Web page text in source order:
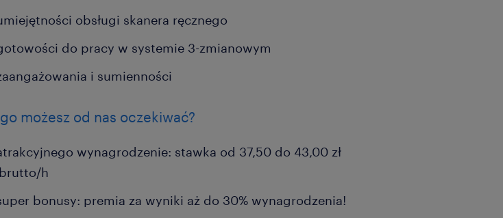
obsługi skanera ręcznego
do pracy w systemie 3-zmianowym
i sumienności
możesz od nas oczekiwać?
wynagrodzenie: stawka od 37,50 do 43,00 zł
brutto/h
bonusy: premia za wyniki aż do 30% wynagrodzenia!